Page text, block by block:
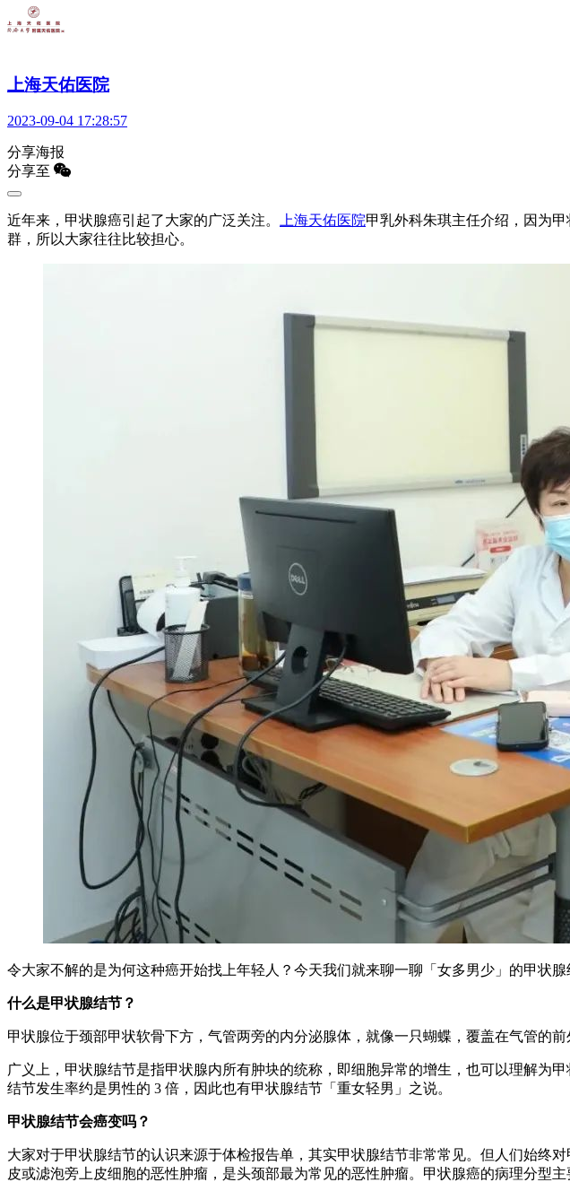
上海天佑医院
2023-09-04 17:28:57
分享海报
分享至
近年来，甲状腺癌引起了大家的广泛关注。 上海天佑医院甲乳外科朱琪主任介绍，因为
群，所以大家往往比较担心。
令大家不解的是为何这种癌开始找上年轻人？今天我们就来聊一聊「女多男少」的甲状腺
什么是甲状腺结节？
甲状腺位于颈部甲状软骨下方，气管两旁的内分泌腺体，就像一只蝴蝶，覆盖在气管的前
广义上，甲状腺结节是指甲状腺内所有肿块的统称，即细胞异常的增生，也可以理解为
结节发生率约是男性的 3 倍，因此也有甲状腺结节「重女轻男」之说。
甲状腺结节会癌变吗？
大家对于甲状腺结节的认识来源于体检报告单，其实甲状腺结节非常常见。但人们始终
皮或滤泡旁上皮细胞的恶性肿瘤，是头颈部最为常见的恶性肿瘤。甲状腺癌的病理分型